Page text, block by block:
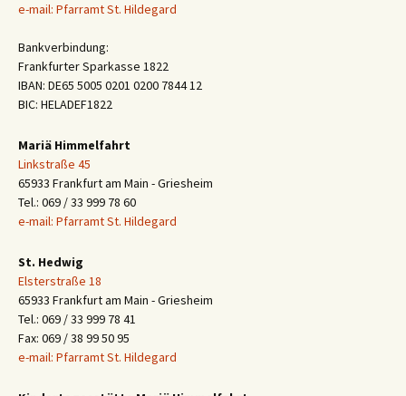
e-mail: Pfarramt St. Hildegard
Bankverbindung:
Frankfurter Sparkasse 1822
IBAN: DE65 5005 0201 0200 7844 12
BIC: HELADEF1822
Mariä Himmelfahrt
Linkstraße 45
65933 Frankfurt am Main - Griesheim
Tel.: 069 / 33 999 78 60
e-mail: Pfarramt St. Hildegard
St. Hedwig
Elsterstraße 18
65933 Frankfurt am Main - Griesheim
Tel.: 069 / 33 999 78 41
Fax: 069 / 38 99 50 95
e-mail: Pfarramt St. Hildegard